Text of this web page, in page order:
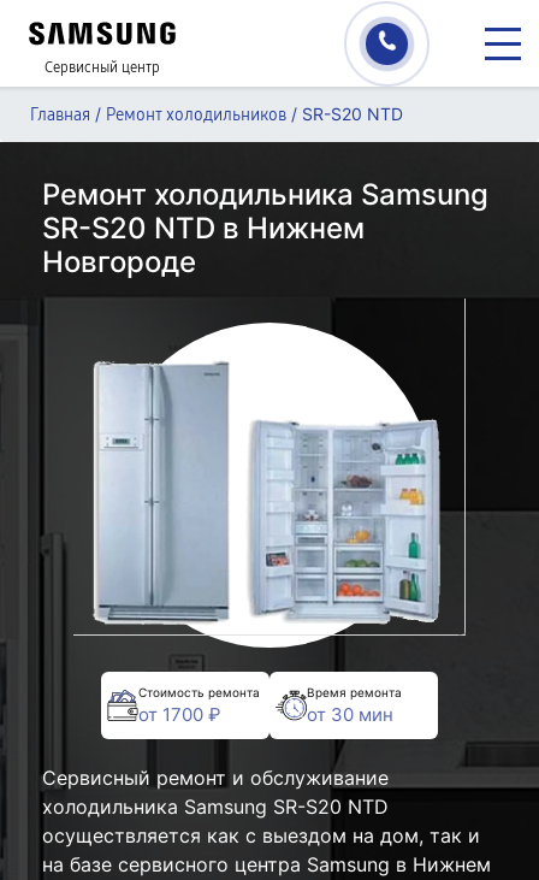
Сервисный центр
Главная / Ремонт холодильников / SR-S20 NTD
Ремонт холодильника Samsung
SR-S20 NTD в Нижнем
Новгороде
Стоимость ремонта
от 1700 ₽
Время ремонта
от 30 мин
Сервисный ремонт и обслуживание
холодильника Samsung SR-S20 NTD
осуществляется как с выездом на дом, так и
на базе сервисного центра Samsung в Нижнем